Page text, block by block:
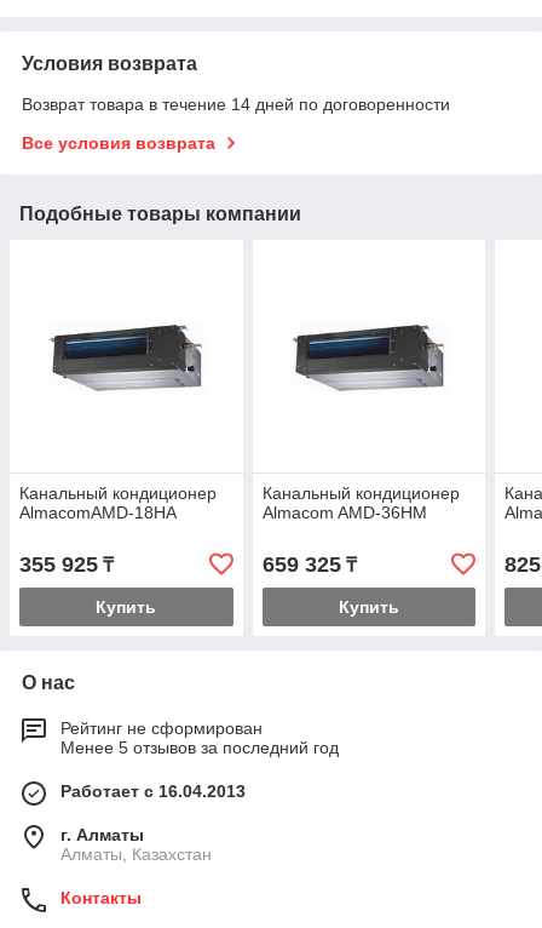
Условия возврата
Возврат товара в течение 14 дней по договоренности
Все условия возврата
Подобные товары компании
Канальный кондиционер
AlmacomAМD-18HА
355 925 ₸
Купить
Канальный кондиционер
Almacom AМD-36HМ
659 325₸
Купить
О нас
Рейтинг не сформирован
Менее 5 отзывов за последний год
Работает с 16.04.2013
г. Алматы
Алматы, Казахстан
Контакты